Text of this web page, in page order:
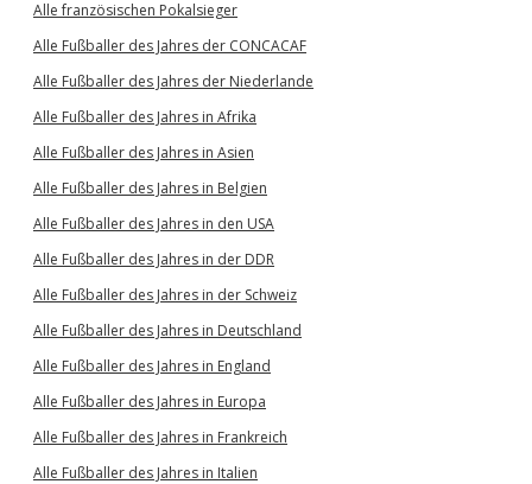
Alle französischen Pokalsieger
Alle Fußballer des Jahres der CONCACAF
Alle Fußballer des Jahres der Niederlande
Alle Fußballer des Jahres in Afrika
Alle Fußballer des Jahres in Asien
Alle Fußballer des Jahres in Belgien
Alle Fußballer des Jahres in den USA
Alle Fußballer des Jahres in der DDR
Alle Fußballer des Jahres in der Schweiz
Alle Fußballer des Jahres in Deutschland
Alle Fußballer des Jahres in England
Alle Fußballer des Jahres in Europa
Alle Fußballer des Jahres in Frankreich
Alle Fußballer des Jahres in Italien